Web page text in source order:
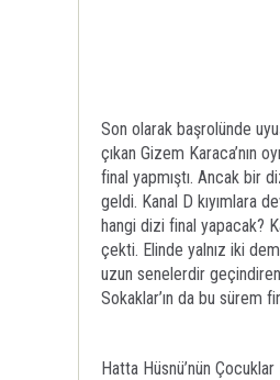
Son olarak başrolünde
çıkan Gizem Karaca’nın
final yapmıştı. Ancak bir
geldi. Kanal D kıyımlara
hangi dizi final yapacak?
çekti. Elinde yalnız iki
uzun senelerdir
Sokaklar’ın da bu sürem
Hatta Hüsnü’nün